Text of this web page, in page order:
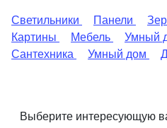
Светильники Панели
Картины
Мебель Умный
Сантехника
Умный дом
Выберите интересующую